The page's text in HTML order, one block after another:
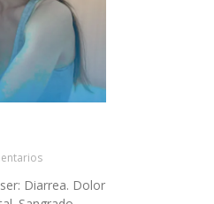
Diarrea. Dolor